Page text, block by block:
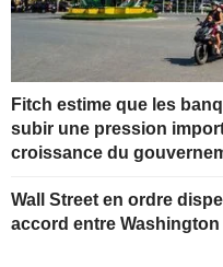
Fitch estime que les
subir une pression
croissance du
Wall Street en ordre
accord entre Washington